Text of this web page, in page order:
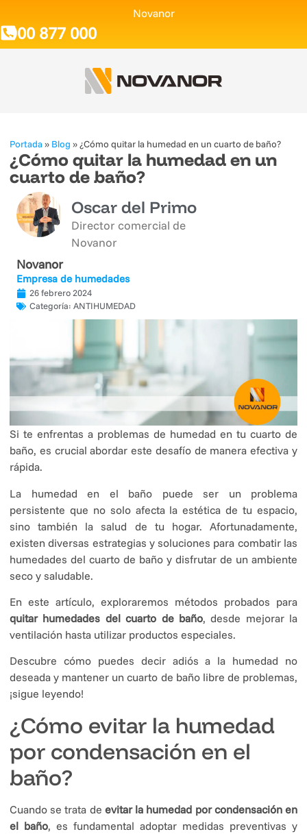
Novanor
900 877 000
Portada » Blog » ¿Cómo quitar la humedad en un cuarto de baño?
¿Cómo quitar la humedad en un
cuarto de baño?
Oscar del Primo
Director comercial de
Novanor
Novanor
Empresa de humedades
26 febrero 2024
Categoría: ANTIHUMEDAD
Si te enfrentas a problemas de humedad en tu cuarto de
baño, es crucial abordar este desafío de manera efectiva y
rápida.
La humedad en el baño puede ser un problema
persistente que no solo afecta la estética de tu espacio,
sino también la salud de tu hogar. Afortunadamente,
existen diversas estrategias y soluciones para combatir las
humedades del cuarto de baño y disfrutar de un ambiente
seco y saludable.
En este artículo, exploraremos métodos probados para
quitar humedades del cuarto de baño, desde mejorar la
ventilación hasta utilizar productos especiales.
Descubre cómo puedes decir adiós a la humedad no
deseada y mantener un cuarto de baño libre de problemas,
¡sigue leyendo!
¿Cómo evitar la humedad
por condensación en el
baño?
Cuando se trata de evitar la humedad por condensación en
el baño, es fundamental adoptar medidas preventivas y